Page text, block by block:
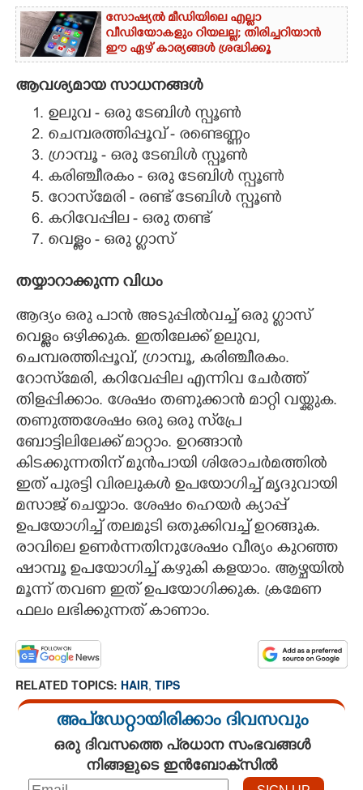
സോഷ്യൽ മീഡിയിലെ എല്ലാ
വീഡിയോകളും റിയലല്ല; തിരിച്ചറിയാൻ
ഈ ഏഴ് കാര്യങ്ങൾ ശ്രദ്ധിക്കൂ
ആവശ്യമായ സാധനങ്ങൾ
ഉലുവ - ഒരു ടേബിൾ സ്പൂൺ
ചെമ്പരത്തിപ്പൂവ് - രണ്ടെണ്ണം
ഗ്രാമ്പൂ - ഒരു ടേബിൾ സ്പൂൺ
കരിഞ്ചീരകം - ഒരു ടേബിൾ സ്പൂൺ
റോസ്‌മേരി - രണ്ട് ടേബിൾ സ്പൂൺ
കറിവേപ്പില - ഒരു തണ്ട്
വെള്ളം - ഒരു ഗ്ലാസ്
തയ്യാറാക്കുന്ന വിധം
ആദ്യം ഒരു പാൻ അടുപ്പിൽവച്ച് ഒരു ഗ്ലാസ്
വെള്ളം ഒഴിക്കുക. ഇതിലേക്ക് ഉലുവ,
ചെമ്പരത്തിപ്പൂവ്, ഗ്രാമ്പൂ, കരിഞ്ചീരകം.
റോസ്‌മേരി, കറിവേപ്പില എന്നിവ ചേർത്ത്
തിളപ്പിക്കാം. ശേഷം തണുക്കാൻ മാറ്റി വയ്ക്കുക.
തണുത്തശേഷം ഒരു ഒരു സ്‌പ്രേ
ബോട്ടിലിലേക്ക് മാറ്റാം. ഉറങ്ങാൻ
കിടക്കുന്നതിന് മുൻപായി ശിരോചർമത്തിൽ
ഇത് പുരട്ടി വിരലുകൾ ഉപയോഗിച്ച് മൃദുവായി
മസാജ് ചെയ്യാം. ശേഷം ഹെയർ ക്യാപ്പ്
ഉപയോഗിച്ച് തലമുടി ഒതുക്കിവച്ച് ഉറങ്ങുക.
രാവിലെ ഉണർന്നതിനുശേഷം വീര്യം കുറഞ്ഞ
ഷാമ്പൂ ഉപയോഗിച്ച് കഴുകി കളയാം. ആഴ്ചയിൽ
മൂന്ന് തവണ ഇത് ഉപയോഗിക്കുക. ക്രമേണ
ഫലം ലഭിക്കുന്നത് കാണാം.
RELATED TOPICS: HAIR, TIPS
അപ്ഡേറ്റായിരിക്കാം ദിവസവും
ഒരു ദിവസത്തെ പ്രധാന സംഭവങ്ങൾ
നിങ്ങളുടെ ഇൻബോക്സിൽ